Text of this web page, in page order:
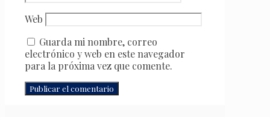
Web
Guarda mi nombre, correo
electrónico y web en este navegador
para la próxima vez que comente.